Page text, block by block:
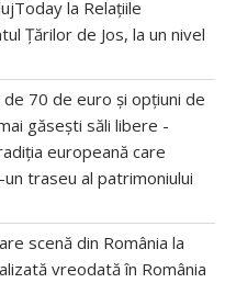
la Relațiile
Țărilor de Jos, la un nivel
70 de euro și opțiuni de
găsești săli libere -
europeană care
traseu al patrimoniului
scenă din România la
vreodată în România